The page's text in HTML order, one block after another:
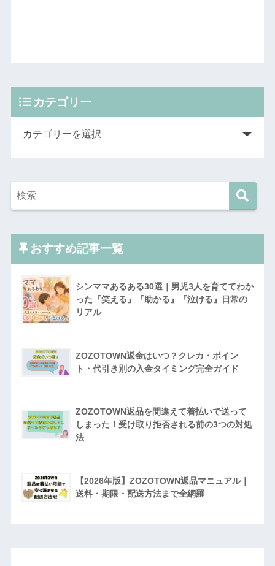
カテゴリー
おすすめ記事一覧
シンママあるある30選｜男児3人を育ててわか
った『笑える』『助かる』『泣ける』日常の
リアル
ZOZOTOWN返金はいつ？クレカ・ポイン
ト・代引き別の入金タイミング完全ガイド
ZOZOTOWN返品を間違えて着払いで送って
しまった！受け取り拒否される前の3つの対処
法
【2026年版】ZOZOTOWN返品マニュアル｜
送料・期限・配送方法まで全網羅